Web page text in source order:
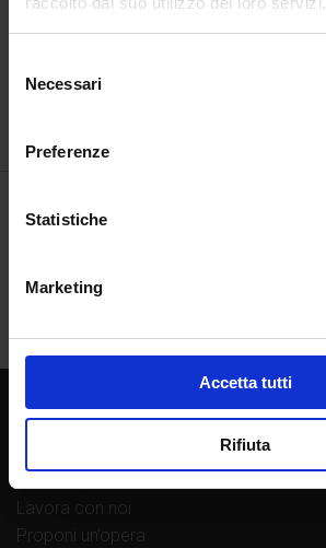
delNecessari
Preferenze
Statistiche
Marketing
Accetta tutti
Rifiuta
loro nidi fanno
Chi siamo
Lavora con noi
Proponi un’opera